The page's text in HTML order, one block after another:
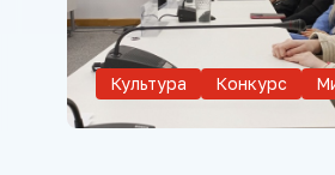
Культура Конкурс